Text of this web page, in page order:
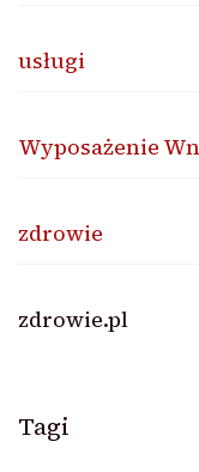
usługi
Wyposażenie
zdrowie
zdrowie.pl
Tagi